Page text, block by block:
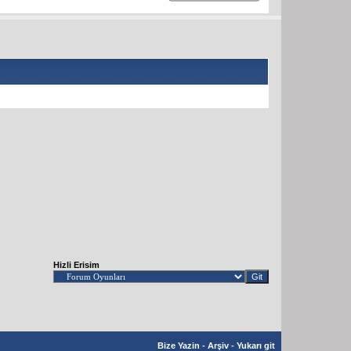
Hizli Erisim
Bize Yazin - Arşiv - Yukarı git